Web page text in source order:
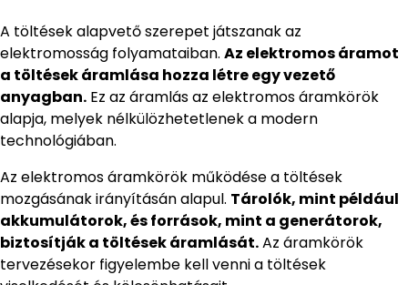
A töltések alapvető szerepet játszanak az
elektromosság folyamataiban. Az elektromos áramot
a töltések áramlása hozza létre egy vezető
anyagban. Ez az áramlás az elektromos áramkörök
alapja, melyek nélkülözhetetlenek a modern
technológiában.
Az elektromos áramkörök működése a töltések
mozgásának irányításán alapul. Tárolók, mint például
akkumulátorok, és források, mint a generátorok,
biztosítják a töltések áramlását.Az áramkörök
tervezésekor figyelembe kell venni a töltések